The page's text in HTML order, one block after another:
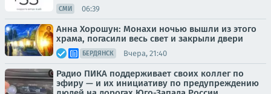
СМИ 06:39
Анна Хорошун: Монахи ночью вышли из этого
храма, погасили весь свет и закрыли двери
БЕРДЯНСК Вчера, 21:40
Радио ПИКА поддерживает своих коллег по
эфиру — и их инициативу по предупреждению